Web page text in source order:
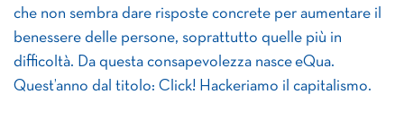
che non sembra dare risposte concrete per aumentare il
benessere delle persone, soprattutto quelle più in
difficoltà. Da questa consapevolezza nasce eQua.
Quest’anno dal titolo: Click! Hackeriamo il capitalismo.